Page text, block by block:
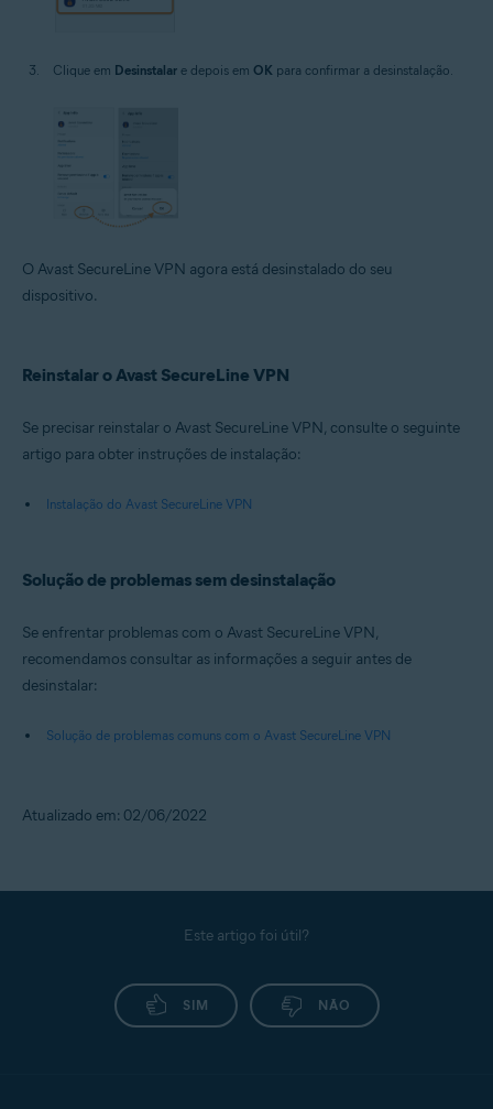
Clique em Desinstalar e depois em OK para confirmar a desinstalação.
O Avast SecureLine VPN agora está desinstalado do seu
dispositivo.
Reinstalar o Avast SecureLine VPN
Se precisar reinstalar o Avast SecureLine VPN, consulte o seguinte
artigo para obter instruções de instalação:
Instalação do Avast SecureLine VPN
Solução de problemas sem desinstalação
Se enfrentar problemas com o Avast SecureLine VPN,
recomendamos consultar as informações a seguir antes de
desinstalar:
Solução de problemas comuns com o Avast SecureLine VPN
Atualizado em: 02/06/2022
Este artigo foi útil?
SIM NÃO